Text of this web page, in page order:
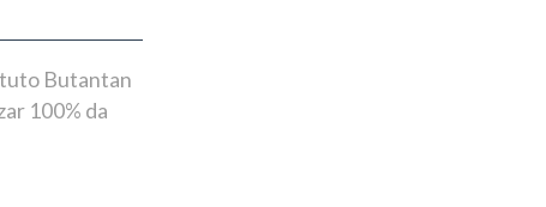
Butantan
100% da